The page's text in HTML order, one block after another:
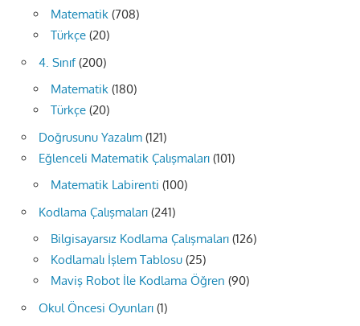
Matematik (708)
Türkçe (20)
4. Sınıf(200)
Matematik (180)
Türkçe (20)
Doğrusunu Yazalım (121)
Eğlenceli Matematik Çalışmaları (101)
Matematik Labirenti (100)
Kodlama Çalışmaları (241)
Bilgisayarsız Kodlama Çalışmaları (126)
Kodlamalı İşlem Tablosu (25)
Maviş Robot İle Kodlama Öğren (90)
Okul Öncesi Oyunları (1)